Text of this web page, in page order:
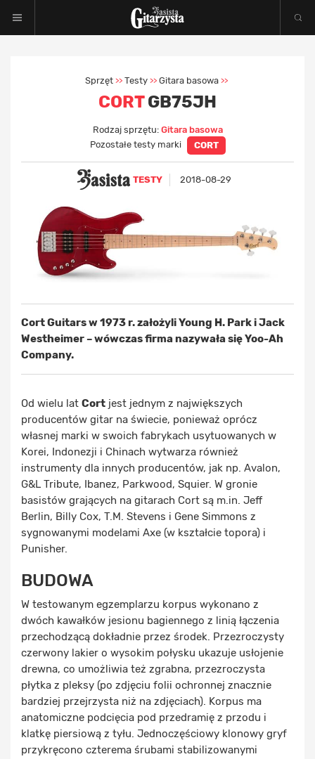
Sprzęt >> Testy >> Gitara basowa >>
CORTGB75JH
Rodzaj sprzętu: Gitara basowa
Pozostałe testy marki
CORT
TESTY 2018-08-29
Cort Guitars w 1973 r. założyli Young H. Park i Jack
Westheimer – wówczas firma nazywała się Yoo-Ah
Company.
Od wielu lat Cort jest jednym z największych
producentów gitar na świecie, ponieważ oprócz
własnej marki w swoich fabrykach usytuowanych w
Korei, Indonezji i Chinach wytwarza również
instrumenty dla innych producentów, jak np. Avalon,
G&L Tribute, Ibanez, Parkwood, Squier. W gronie
basistów grających na gitarach Cort są m.in. Jeff
Berlin, Billy Cox, T.M. Stevens i Gene Simmons z
sygnowanymi modelami Axe (w kształcie topora) i
Punisher.
BUDOWA
W testowanym egzemplarzu korpus wykonano z
dwóch kawałków jesionu bagiennego z linią łączenia
przechodzącą dokładnie przez środek. Przezroczysty
czerwony lakier o wysokim połysku ukazuje usłojenie
drewna, co umożliwia też zgrabna, przezroczysta
płytka z pleksy (po zdjęciu folii ochronnej znacznie
bardziej przejrzysta niż na zdjęciach). Korpus ma
anatomiczne podcięcia pod przedramię z przodu i
klatkę piersiową z tyłu. Jednoczęściowy klonowy gryf
przykręcono czterema śrubami stabilizowanymi